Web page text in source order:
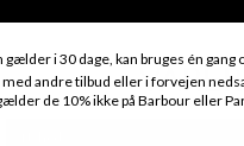
gælder i 30 dage, kan bruges én gang
andre tilbud eller i forvejen
de 10% ikke på Barbour eller